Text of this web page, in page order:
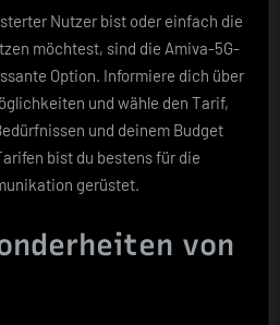
Nutzer bist oder einfach die
möchtest, sind die Amiva-5G-
Option. Informiere dich über
und wähle den Tarif,
und deinem Budget
bist du bestens für die
gerüstet.
von